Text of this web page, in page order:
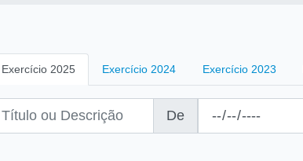
Exercício 2025 Exercício 2024 Exercício 2023
De